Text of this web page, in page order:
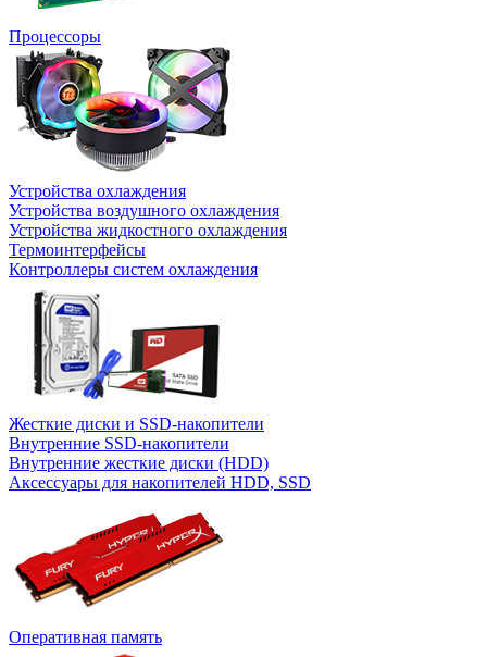
Процессоры
Устройства охлаждения
Устройства воздушного охлаждения
Устройства жидкостного охлаждения
Термоинтерфейсы
Контроллеры систем охлаждения
Жесткие диски и SSD-накопители
Внутренние SSD-накопители
Внутренние жесткие диски (HDD)
Аксессуары для накопителей HDD, SSD
Оперативная память